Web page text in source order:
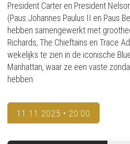
President Carter en President
(Paus Johannes Paulus II en Paus
hebben samengewerkt met
Richards, The Chieftains en Trace
wekelijks te zien in de iconische
Manhattan, waar ze een vaste
hebben.
11.11.2025 • 20:00